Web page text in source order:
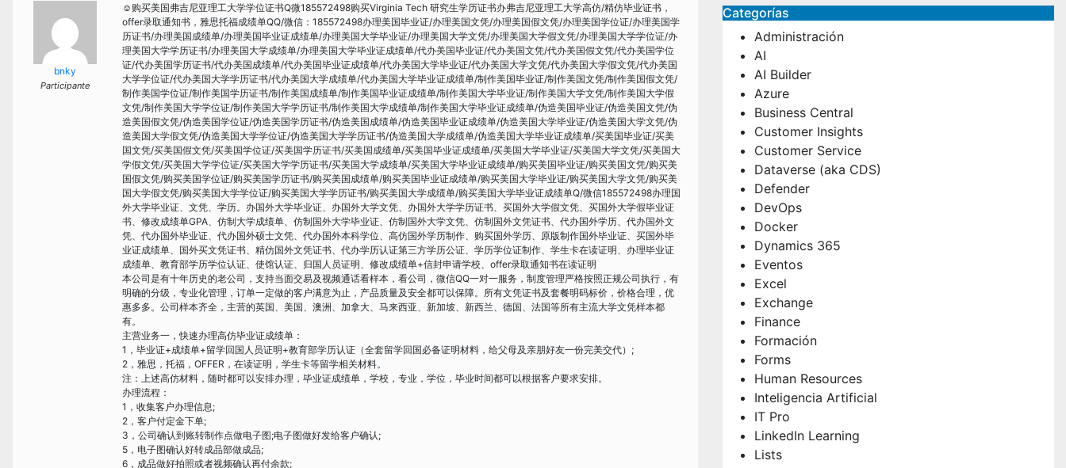
bnky
Participante
☺购买美国弗吉尼亚理工大学学位证书Q微185572498购买Virginia Tech 研究生学历证书办弗吉尼亚理工大学高仿/精仿毕业证书，
offer录取通知书，雅思托福成绩单QQ/微信：185572498办理美国毕业证/办理美国文凭/办理美国假文凭/办理美国学位证/办理美国学
历证书/办理美国成绩单/办理美国毕业证成绩单/办理美国大学毕业证/办理美国大学文凭/办理美国大学假文凭/办理美国大学学位证/办
理美国大学学历证书/办理美国大学成绩单/办理美国大学毕业证成绩单/代办美国毕业证/代办美国文凭/代办美国假文凭/代办美国学位
证/代办美国学历证书/代办美国成绩单/代办美国毕业证成绩单/代办美国大学毕业证/代办美国大学文凭/代办美国大学假文凭/代办美国
大学学位证/代办美国大学学历证书/代办美国大学成绩单/代办美国大学毕业证成绩单/制作美国毕业证/制作美国文凭/制作美国假文凭/
制作美国学位证/制作美国学历证书/制作美国成绩单/制作美国毕业证成绩单/制作美国大学毕业证/制作美国大学文凭/制作美国大学假
文凭/制作美国大学学位证/制作美国大学学历证书/制作美国大学成绩单/制作美国大学毕业证成绩单/伪造美国毕业证/伪造美国文凭/伪
造美国假文凭/伪造美国学位证/伪造美国学历证书/伪造美国成绩单/伪造美国毕业证成绩单/伪造美国大学毕业证/伪造美国大学文凭/伪
造美国大学假文凭/伪造美国大学学位证/伪造美国大学学历证书/伪造美国大学成绩单/伪造美国大学毕业证成绩单/买美国毕业证/买美
国文凭/买美国假文凭/买美国学位证/买美国学历证书/买美国成绩单/买美国毕业证成绩单/买美国大学毕业证/买美国大学文凭/买美国大
学假文凭/买美国大学学位证/买美国大学学历证书/买美国大学成绩单/买美国大学毕业证成绩单/购买美国毕业证/购买美国文凭/购买美
国假文凭/购买美国学位证/购买美国学历证书/购买美国成绩单/购买美国毕业证成绩单/购买美国大学毕业证/购买美国大学文凭/购买美
国大学假文凭/购买美国大学学位证/购买美国大学学历证书/购买美国大学成绩单/购买美国大学毕业证成绩单Q/微信185572498办理国
外大学毕业证、文凭、学历。办国外大学毕业证、办国外大学文凭、办国外大学学历证书、买国外大学假文凭、买国外大学假毕业证
书、修改成绩单GPA、仿制大学成绩单、仿制国外大学毕业证、仿制国外大学文凭、仿制国外文凭证书、代办国外学历、代办国外文
凭、代办国外毕业证、代办国外硕士文凭、代办国外本科学位、高仿国外学历制作、购买国外学历、原版制作国外毕业证、买国外毕
业证成绩单、国外买文凭证书、精仿国外文凭证书、代办学历认证第三方学历公证、学历学位证制作、学生卡在读证明、办理毕业证
成绩单、教育部学历学位认证、使馆认证、归国人员证明、修改成绩单+信封申请学校、offer录取通知书在读证明
本公司是有十年历史的老公司，支持当面交易及视频通话看样本，看公司，微信QQ一对一服务，制度管理严格按照正规公司执行，有
明确的分级，专业化管理，订单一定做的客户满意为止，产品质量及安全都可以保障。所有文凭证书及套餐明码标价，价格合理，优
惠多多。公司样本齐全，主营的英国、美国、澳洲、加拿大、马来西亚、新加坡、新西兰、德国、法国等所有主流大学文凭样本都
有。
主营业务一，快速办理高仿毕业证成绩单：
1，毕业证+成绩单+留学回国人员证明+教育部学历认证（全套留学回国必备证明材料，给父母及亲朋好友一份完美交代）;
2，雅思，托福，OFFER，在读证明，学生卡等留学相关材料。
注：上述高仿材料，随时都可以安排办理，毕业证成绩单，学校，专业，学位，毕业时间都可以根据客户要求安排。
办理流程：
1，收集客户办理信息;
2，客户付定金下单;
3，公司确认到账转制作点做电子图;电子图做好发给客户确认;
5，电子图确认好转成品部做成品;
6，成品做好拍照或者视频确认再付余款;
Categorías
Administración
AI
AI Builder
Azure
Business Central
Customer Insights
Customer Service
Dataverse (aka CDS)
Defender
DevOps
Docker
Dynamics 365
Eventos
Excel
Exchange
Finance
Formación
Forms
Human Resources
Inteligencia Artificial
IT Pro
LinkedIn Learning
Lists